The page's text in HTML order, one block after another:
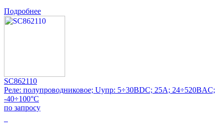
Подробнее
SC862110
Реле: полупроводниковое; Uупр: 5÷30ВDC; 25А; 24÷520ВAC;
-40÷100°C
по запросу